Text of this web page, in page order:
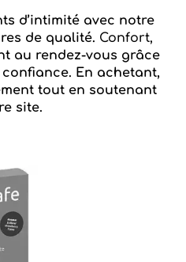
d’intimité avec notre
de qualité. Confort,
au rendez-vous grâce
En achetant,
tout en soutenant
site.